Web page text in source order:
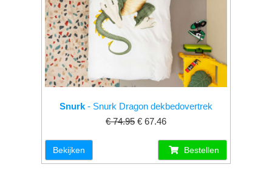
Snurk - Snurk Dragon dekbedovertrek
€ 74.95 € 67.46
Bekijken Bestellen